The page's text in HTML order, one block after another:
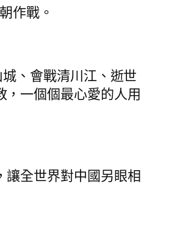
作戰。
、會戰清川江、逝世
一個個最心愛的人用
全世界對中國另眼相